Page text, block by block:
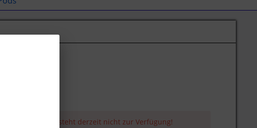
Dieser Artikel steht derzeit nicht zur Verfügung!